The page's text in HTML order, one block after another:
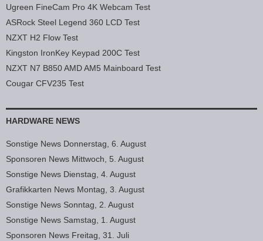
Ugreen FineCam Pro 4K Webcam Test
ASRock Steel Legend 360 LCD Test
NZXT H2 Flow Test
Kingston IronKey Keypad 200C Test
NZXT N7 B850 AMD AM5 Mainboard Test
Cougar CFV235 Test
HARDWARE NEWS
Sonstige News Donnerstag, 6. August
Sponsoren News Mittwoch, 5. August
Sonstige News Dienstag, 4. August
Grafikkarten News Montag, 3. August
Sonstige News Sonntag, 2. August
Sonstige News Samstag, 1. August
Sponsoren News Freitag, 31. Juli